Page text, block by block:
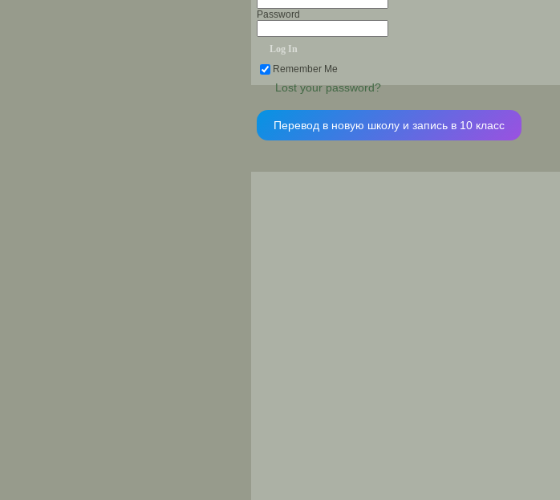
Password
Remember Me
Lost your password?
Перевод в новую школу и запись в 10 класс